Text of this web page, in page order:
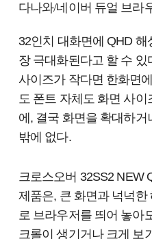
다나와/네이버 듀얼 브라
32인치 대화면에 QHD
장 극대화된다고 할 수
사이즈가 작다면 한화면
도 폰트 자체도 화면 사
에, 결국 화면을 확대하
밖에 없다.
크로스오버 32SS2 NEW
제품은, 큰 화면과 넉넉
로 브라우저를 띄어 놓아
크롤이 생기거나 크게 보